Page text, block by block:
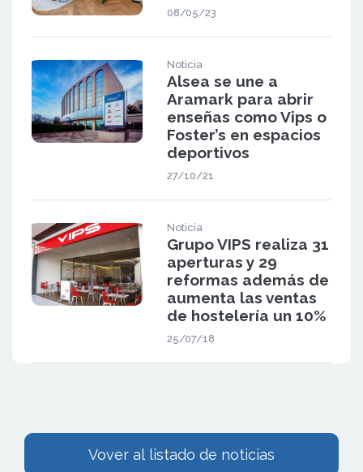
08/05/23
Noticia
Alsea se une a
Aramark para abrir
enseñas como Vips o
Foster’s en espacios
deportivos
27/10/21
Noticia
Grupo VIPS realiza 31
aperturas y 29
reformas además de
aumenta las ventas
de hostelería un 10%
25/07/18
Vover al listado de noticias